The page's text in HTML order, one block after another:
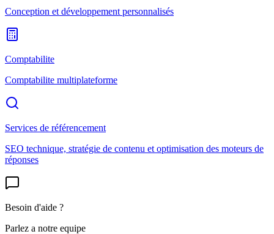
Conception et développement personnalisés
Comptabilite
Comptabilite multiplateforme
Services de référencement
SEO technique, stratégie de contenu et optimisation des moteurs de
réponses
Besoin d'aide ?
Parlez a notre equipe